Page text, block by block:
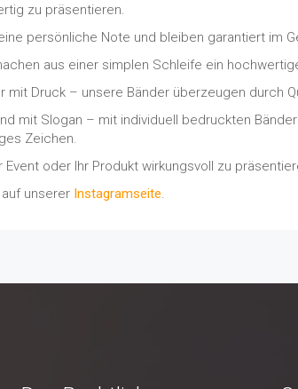
zu präsentieren.
persönliche Note und bleiben garantiert im
aus einer simplen Schleife ein
Druck – unsere Bänder überzeugen durch
mit Slogan – mit individuell bedruckten
Zeichen.
oder Ihr Produkt wirkungsvoll zu
unserer Instagramseite